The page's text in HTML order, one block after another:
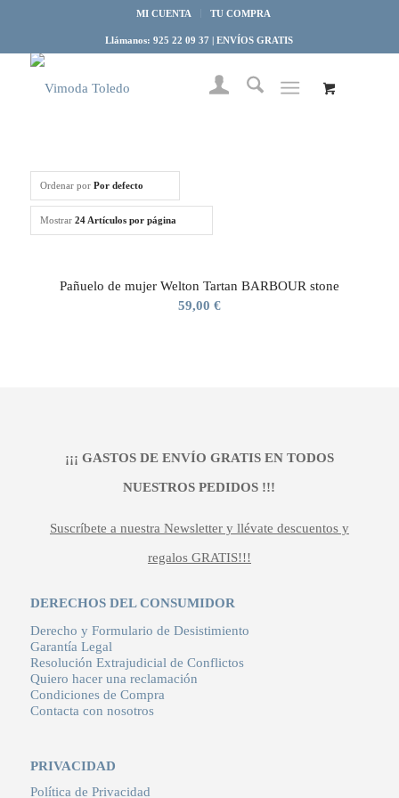
MI CUENTA TU COMPRA
Llámanos: 925 22 09 37 | ENVÍOS GRATIS
Ordenar por Por defecto
Mostrar 24 Artículos por página
Pañuelo de mujer Welton Tartan BARBOUR stone
59,00 €
¡¡¡ GASTOS DE ENVÍO GRATIS EN TODOS
NUESTROS PEDIDOS !!!
Suscríbete a nuestra Newsletter y llévate descuentos y
regalos GRATIS!!!
DERECHOS DEL CONSUMIDOR
Derecho y Formulario de Desistimiento
Garantía Legal
Resolución Extrajudicial de Conflictos
Quiero hacer una reclamación
Condiciones de Compra
Contacta con nosotros
PRIVACIDAD
Política de Privacidad